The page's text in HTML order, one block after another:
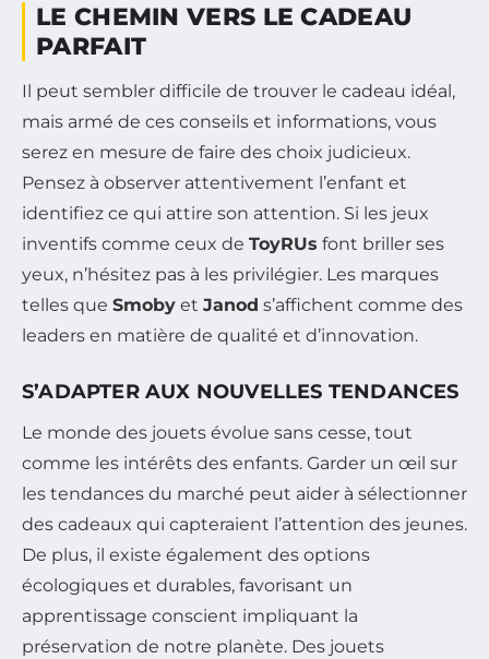
LE CHEMIN VERS LE CADEAU
PARFAIT
Il peut sembler difficile de trouver le cadeau idéal,
mais armé de ces conseils et informations, vous
serez en mesure de faire des choix judicieux.
Pensez à observer attentivement l’enfant et
identifiez ce qui attire son attention. Si les jeux
inventifs comme ceux de ToyRUs font briller ses
yeux, n’hésitez pas à les privilégier. Les marques
telles que Smoby et Janod s’affichent comme des
leaders en matière de qualité et d’innovation.
S’ADAPTER AUX NOUVELLES TENDANCES
Le monde des jouets évolue sans cesse, tout
comme les intérêts des enfants. Garder un œil sur
les tendances du marché peut aider à sélectionner
des cadeaux qui capteraient l’attention des jeunes.
De plus, il existe également des options
écologiques et durables, favorisant un
apprentissage conscient impliquant la
préservation de notre planète. Des jouets